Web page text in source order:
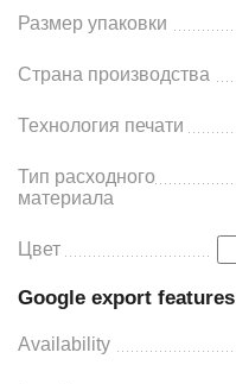
Размер упаковки
Страна производства
Технология печати
Тип расходного
материала
Цвет
Google export features
Availability